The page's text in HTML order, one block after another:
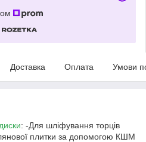
Доставка Оплата Умови
: -Для шліфування торців
плитки за допомогою КШМ